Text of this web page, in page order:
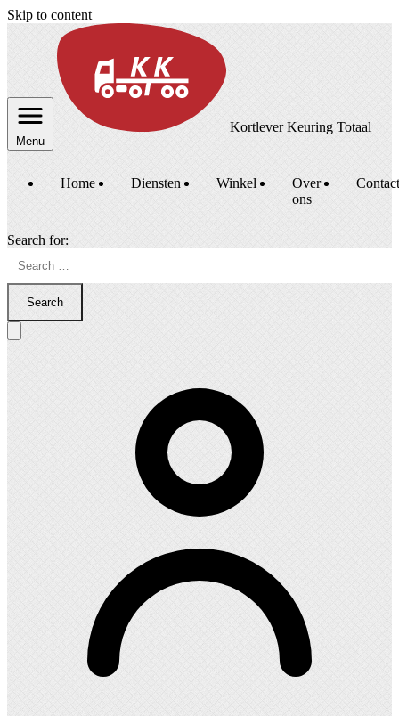
Skip to content
Menu
Kortlever Keuring Totaal
Home Diensten Winkel
Over
ons
Contact
Search for:
Search